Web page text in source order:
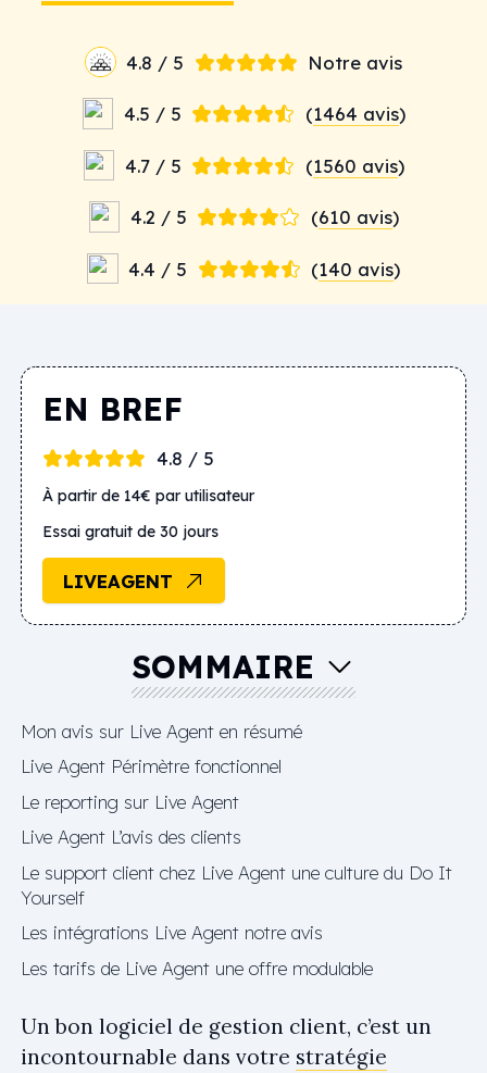
4.8 / 5 Notre avis
4.5 / 5 (1464 avis)
4.7 / 5 (1560 avis)
4.2 / 5 (610 avis)
4.4 / 5 (140 avis)
EN BREF
4.8 / 5
À partir de 14€ par utilisateur
Essai gratuit de 30 jours
LIVEAGENT
SOMMAIRE
Mon avis sur Live Agent en résumé
Live Agent Périmètre fonctionnel
Le reporting sur Live Agent
Live Agent L’avis des clients
Le support client chez Live Agent une culture du Do It
Yourself
Les intégrations Live Agent notre avis
Les tarifs de Live Agent une offre modulable
Un bon logiciel de gestion client, c’est un
incontournable dans votre stratégie